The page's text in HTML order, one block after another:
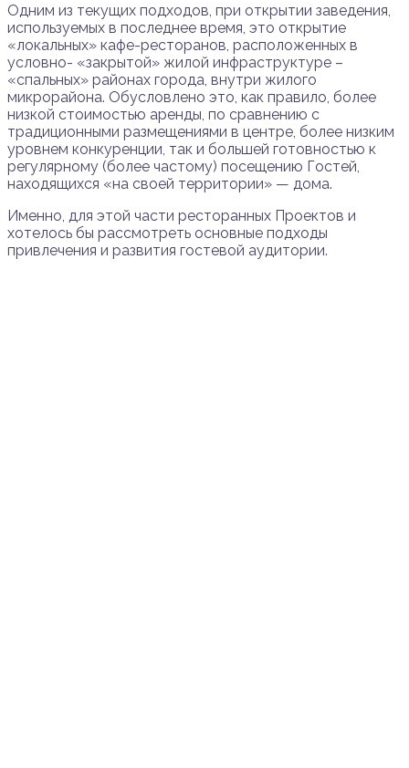
Одним из текущих подходов, при открытии заведения,
используемых в последнее время, это открытие
«локальных» кафе-ресторанов, расположенных в
условно- «закрытой» жилой инфраструктуре –
«спальных» районах города, внутри жилого
микрорайона. Обусловлено это, как правило, более
низкой стоимостью аренды, по сравнению с
традиционными размещениями в центре, более низким
уровнем конкуренции, так и большей готовностью к
регулярному (более частому) посещению Гостей,
находящихся «на своей территории» — дома.
Именно, для этой части ресторанных Проектов и
хотелось бы рассмотреть основные подходы
привлечения и развития гостевой аудитории.